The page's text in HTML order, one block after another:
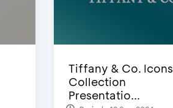
Tiffany & Co. Icons
Collection
Presentatio...